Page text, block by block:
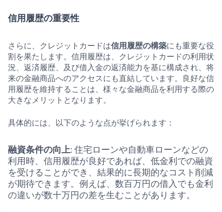
信用履歴の重要性
さらに、クレジットカードは信用履歴の構築にも重要な役
割を果たします。信用履歴は、クレジットカードの利用状
況、返済履歴、及び借入金の返済能力を基に構成され、将
来の金融商品へのアクセスにも直結しています。良好な信
用履歴を維持することは、様々な金融商品を利用する際の
大きなメリットとなります。
具体的には、以下のような点が挙げられます：
融資条件の向上: 住宅ローンや自動車ローンなどの
利用時、信用履歴が良好であれば、低金利での融資
を受けることができ、結果的に長期的なコスト削減
が期待できます。例えば、数百万円の借入でも金利
の違いが数十万円の差を生むことがあります。